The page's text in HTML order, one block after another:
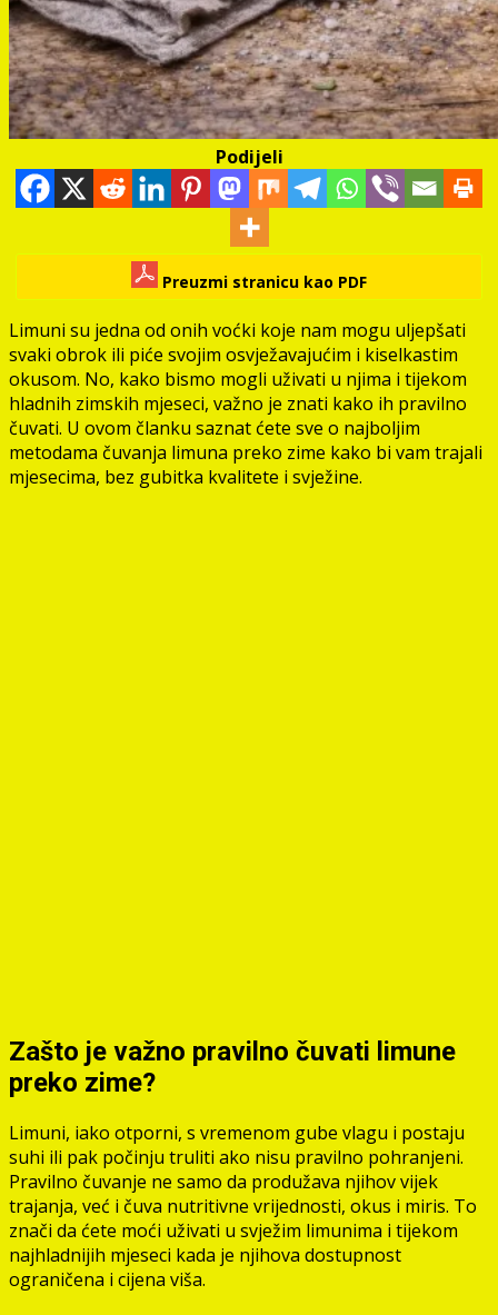
Podijeli
Preuzmi stranicu kao PDF
Limuni su jedna od onih voćki koje nam mogu uljepšati
svaki obrok ili piće svojim osvježavajućim i kiselkastim
okusom. No, kako bismo mogli uživati u njima i tijekom
hladnih zimskih mjeseci, važno je znati kako ih pravilno
čuvati. U ovom članku saznat ćete sve o najboljim
metodama čuvanja limuna preko zime kako bi vam trajali
mjesecima, bez gubitka kvalitete i svježine.
Zašto je važno pravilno čuvati limune
preko zime?
Limuni, iako otporni, s vremenom gube vlagu i postaju
suhi ili pak počinju truliti ako nisu pravilno pohranjeni.
Pravilno čuvanje ne samo da produžava njihov vijek
trajanja, već i čuva nutritivne vrijednosti, okus i miris. To
znači da ćete moći uživati u svježim limunima i tijekom
najhladnijih mjeseci kada je njihova dostupnost
ograničena i cijena viša.